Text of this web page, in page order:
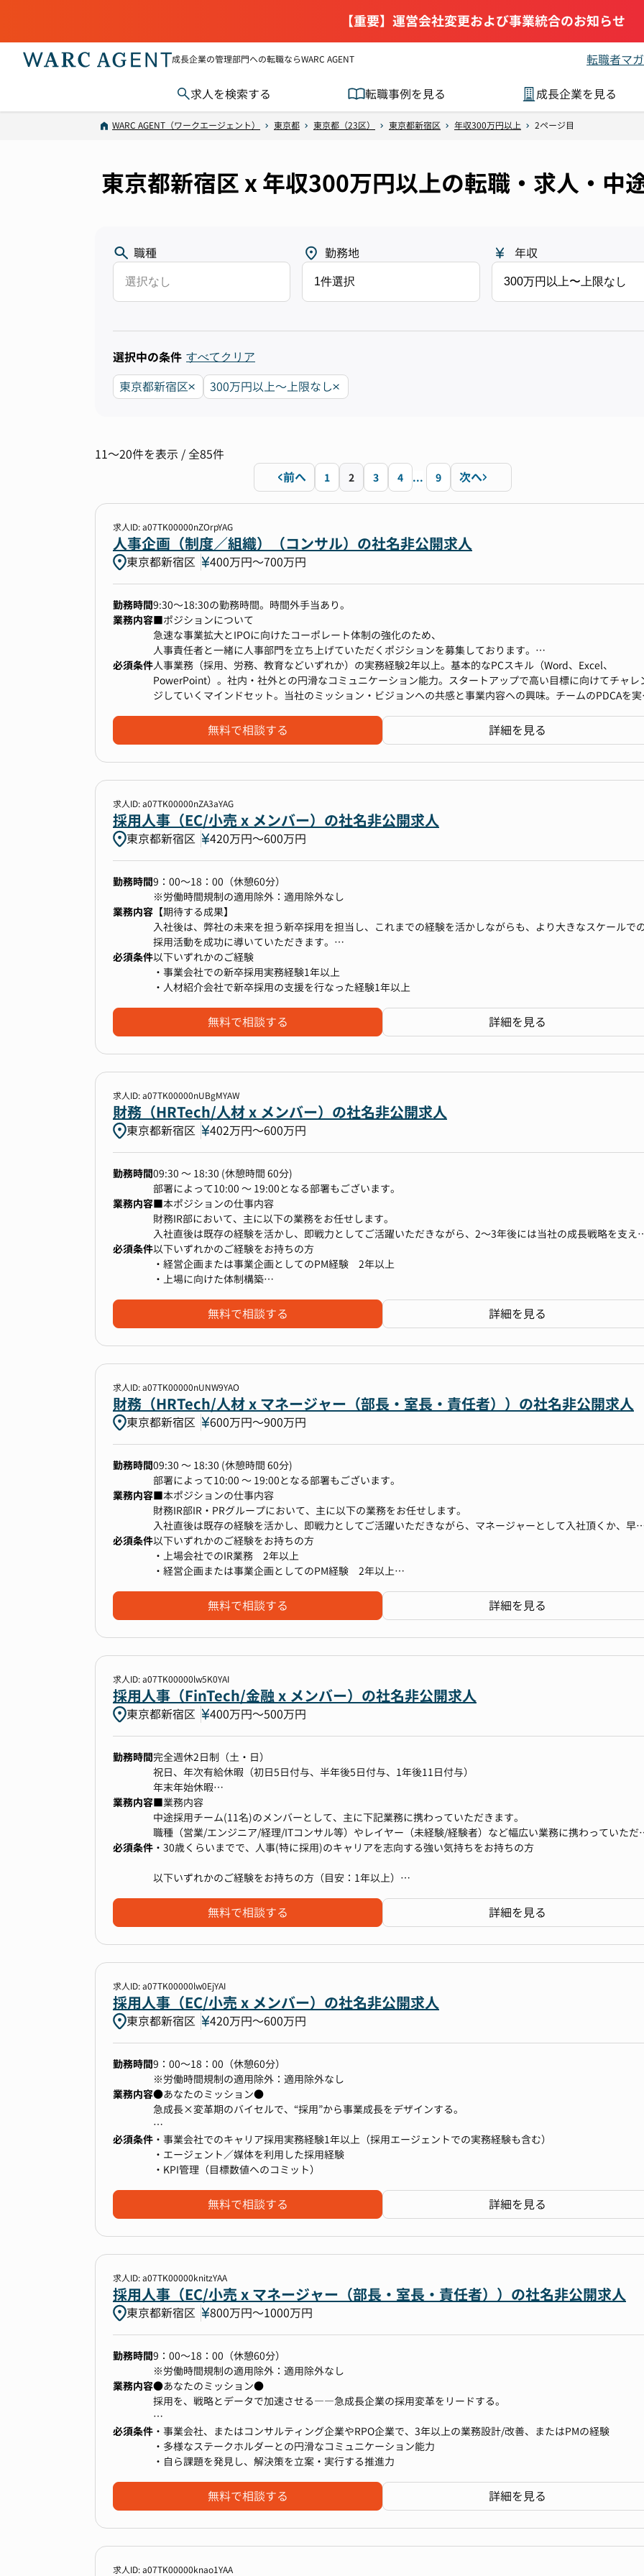
【重要】運営会社変更および事業統合のお知らせ
成長企業の管理部門への転職ならWARC AGENT 転職者マ
求人を検索する 転職事例を見る 成長企業を見る
WARC AGENT（ワークエージェント） 東京都 東京都（23区） 東京都新宿区 年収300万円以上 2ページ目
東京都新宿区 x 年収300万円以上の転職・求人・中
職種
選択なし
勤務地
1件選択
年収
300万円以上〜上限なし
選択中の条件 すべてクリア
東京都新宿区 300万円以上〜上限なし
11〜20件を表示 / 全85件
前へ
1 2 3 4 ... 9 次へ
求人ID: a07TK00000nZOrpYAG
人事企画（制度／組織）（コンサル）の社名非公開求人
東京都新宿区 400万円〜700万円
勤務時間9:30～18:30の勤務時間。時間外手当あり。
業務内容■ポジションについて
急速な事業拡大とIPOに向けたコーポレート体制の強化のため、
人事責任者と一緒に人事部門を立ち上げていただくポジションを募集しております。
COO直下のポジションで、全社の人事部門を統括し、組織成長を牽引していただきます。
短期で組織が拡大していく中において、事業スピードを落とさず、むしろ加速させていくために、人事・組
観点から取り組んでいただきます。
早いスピードでの事業成長のために積極的・戦略的に取り組んでいきたい方からのご応募をお待ちしておりま
・ミッション・ビジョン・バリューの浸透施策の立案と遂行
・事業成長に向けた組織設計
・等級制度、評価制度、報酬制度の運用と改善
・エンゲージメントの測定と向上のための各種施策立案・運用
・マネージャーを中心としたメンバー育成や登用を中心とした組織開発
・オンボーディング施策の立案と遂行
■ 仕事の魅力
・設立7年、急成長を遂げている会社において、経営陣とダイレクトに接しながら人事責任者として事業成長
支えていく経験
・若くエネルギッシュで明るいメンバーが集まっている職場において、人の成長を最大限後押しする人事・組
織開発体験
・自ら１から人事組織を作っていくことができる
■選考プロセス
エントリー→書類選考→1次面接→2次面接→最終面接(対面)
必須条件人事業務（採用、労務、教育などいずれか）の実務経験2年以上。基本的なPCスキル（Word、Excel、
PowerPoint）。社内・社外との円滑なコミュニケーション能力。スタートアップで高い目標に向けてチャレ
ジしていくマインドセット。当社のミッション・ビジョンへの共感と事業内容への興味。チームのPDCAを実
無料で相談する 詳細を見る
求人ID: a07TK00000nZA3aYAG
採用人事（EC/小売 x メンバー）の社名非公開求人
東京都新宿区 420万円〜600万円
勤務時間9：00～18：00（休憩60分）
※労働時間規制の適用除外：適用除外なし
業務内容 【期待する成果】
入社後は、弊社の未来を担う新卒採用を担当し、これまでの経験を活かしながらも、より大きなスケールで
採用活動を成功に導いていただきます。
・入社1~3ヶ月 ： 新卒採用の現状把握および会社理解、チームや関係部署との関係性構築、サポートを受けな
・入社半年後 ： 担当領域でリクルーターとして自律的にPDCAを回し、採用活動を実行
など、新卒採用活動全体に影響を及ぼす取り組みにもチャレンジして頂きます。
【業務内容】
・学生との面談、面接対応
・選考プロセスの改善による候補者体験（CX）の向上
・各種KPI管理と改善施策の実行
・インターンシップや会社説明会の企画、運営
・内定者フォロー施策の実行 など
将来的にチャレンジできること
・新卒採用戦略全体の企画・推進
・採用DX、ATSリプレイスなどのプロジェクト推進
・メンバーマネジメント、チームリーダー など
※業務の変更の範囲：当社業務全般
【あなたに提供できる価値】
■上場企業グループでの体系的な採用経験
「なぜこの施策を打つのか」「どう効果測定するのか」を、他のプロフェッショナルと議論しながら学べま
す。
■多様な知見を持つメンバーからの学び
元メガベンチャーの人事責任者、TOPリクルーター、人材業界出身者など、様々なバックグラウンドを持つメ
ンバーが在籍。
日々の業務の中で、異なる視点や手法を学ぶことができます。
■ハイボリューム×多職種の採用戦略経験
年間数百名規模の新卒採用を、セールス・エンジニア・マーケティング・コーポレートなど多様な職種で展
開。幅広い採用戦略の引き出しを増やせます。
■成長企業ならではのスピード感と裁量
上場企業でありながら、ベンチャーマインドが残る環境。「やりたい」と手を挙げれば、新しい施策にチャ
ンジできます。
【キャリアパス】
・新卒採用におけるマネジャーや採用責任者
・新卒採用以外のキャリア拡張：中途採用担当
・人事全般へのキャリア拡張：HRBP、人事企画
【働く組織／メンバー】
中途採用グループは、多様なチャネルを駆使しながらチームで年間数百名規模のボリューム採用を行ってお
り、事業成長に最前線で貢献しています。
メンバー数 ： 14名（アシスタント、インターン生含む）
活躍する人材： 自ら学び、考え、積極的に行動できる方
生産性高く、切磋琢磨しながら成長できる環境です
一部リモートOK ： オンボーディング後はパフォーマンスに応じて週2日程度の在宅勤務可能
【選考フロー】
書類選考→1次面接（グループマネージャー）→最終面接（本部長）
※面接は原則対面で実施しますが、難しい場合はオンラインも可（1次のみ）
※面接官、面接回数は変更になる可能性がございます
※カジュアル面談スタートも可能です
必須条件以下いずれかのご経験
・事業会社での新卒採用実務経験1年以上
・人材紹介会社で新卒採用の支援を行なった経験1年以上
無料で相談する 詳細を見る
求人ID: a07TK00000nUBgMYAW
財務（HRTech/人材 x メンバー）の社名非公開求人
東京都新宿区 402万円〜600万円
勤務時間09:30 〜 18:30 (休憩時間 60分)
部署によって10:00 〜 19:00となる部署もございます。
業務内容■本ポジションの仕事内容
財務IR部において、主に以下の業務をお任せします。
入社直後は既存の経験を活かし、即戦力としてご活躍いただきながら、2〜3年後には当社の成長戦略を支え
プロジェクトに取り組んでいただきます。
・決算説明資料、Fact Bookの作成および関連データの収集
・開示資料（決算短信、有価証券報告書、招集通知、プレスリリースなど）の作成
・株主総会運営の補助
・プレスリリース作成
・各種メディア対応
業務を中心にご希望とご経験に応じて以下業務にも挑戦いただくことが可能です。
-----------------------------
・国内外機関投資家やアナリストとのミーティング対応
・資金調達業務（銀行を中心とした金融機関対応などのデッドファイナンス）
・IR施策の立案と実行
-----------------------------
変更の範囲：当社の業務全般
▼配属組織について
財務IR部IR・PRグループへの配属を想定しております。
当社の財務IR部は、「企業価値の向上（時価総額の向上）」と「成長投資のための最適な資金調達」をミッシ
ョンに掲げ、2021年に経営企画部から独立した専門部署です。財務・IR・PR業務を一元化し、戦略的な意思決
部署を率いるのは、時価総額数千億円規模の企業でのIRや東証一部上場企業の取締役CFOとしての実績を持つ
40代の経験豊富な部長です。その卓越したリーダーシップのもと、財務IR部は設立からわずか3年間で時価総
額を300%以上引き上げるという成果を果たしてきました。
今期は、個人投資家、国内機関投資家へのIRを強化しながら、海外機関投資家との連携をさらに深め、グロー
バルな投資家基盤の確立を目指すとともに、メディア戦略を活用することで、領域トップクラスのシェアを誇
チームは部長を含む少数精鋭の構成で、20代〜30代の若く活発なメンバーが専門性を活かしながら協力してい
ます。リモートワーク（最大週3日）を取り入れたハイブリッド型の勤務形態を採用し、柔軟な働き方を実現
ることで、プライベートとの両立を図りながら、企業の成長を支える最前線で戦略的な挑戦を続ける、活気
▼ポジションの魅力
年平均30%成長の連続達成を続ける、急成長企業として、M&A、新規事業、資本業務提携など多岐にわたるコ
ーポレートアクションを実行している当社だからこそ以下のような魅力を感じていただけるのではないかと思
①急成長企業の企業価値向上を最前線で感じられます
M&A、新規事業立ち上げ、自己株取得など、企業価値向上に直結する多彩なコーポレートアクションを実行し
ており、その最前線で活躍できるポジションです。急成長企業の多彩な変化をリアルタイムで体感しながら、
自身のキャリア市場価値を飛躍的に高めることができます。
成長企業特有の多彩なコーポレートアクションに関連する業務を通じて、IR、PRや財務戦略のプロフェッショ
ナルとしての経験を積むことが可能です。決算説明会に加え、個人投資家向けのイベント企画や運営にも携
必須条件以下いずれかのご経験をお持ちの方
・経営企画または事業企画としてのPM経験 2年以上
・上場に向けた体制構築
・経営層とのコミュニケーションが業務上必要な方
・金融関連職、経営コンサル等、経営分析に業務上親和性のあるご経験をお持ちの方
無料で相談する 詳細を見る
求人ID: a07TK00000nUNW9YAO
財務（HRTech/人材 x マネージャー（部長・室長・責任者））の社名非公開求人
東京都新宿区 600万円〜900万円
勤務時間09:30 〜 18:30 (休憩時間 60分)
部署によって10:00 〜 19:00となる部署もございます。
業務内容■本ポジションの仕事内容
財務IR部IR・PRグループにおいて、主に以下の業務をお任せします。
入社直後は既存の経験を活かし、即戦力としてご活躍いただきながら、マネージャーとして入社頂くか、早
にマネージャーとしてグループを牽引していただくことも期待しています。
・決算説明資料、Fact Bookの作成および関連データの収集
・開示資料（決算短信、有価証券報告書、招集通知、プレスリリースなど）の作成
・株主総会運営の補助
・プレスリリース作成
・各種メディア対応
業務を中心にご希望とご経験に応じて以下業務にも挑戦いただくことが可能です。
-----------------------------
・国内外機関投資家やアナリストとのミーティング対応
・資金調達業務（銀行を中心とした金融機関対応などのデッドファイナンス）
・IR施策の立案と実行
-----------------------------
変更の範囲：当社の業務全般
■当社で働く魅力
財務IR部IR・PRグループへの配属を想定しております。
当社の財務IR部は、「企業価値の向上（時価総額の向上）」と「成長投資のための最適な資金調達」をミッシ
ョンに掲げ、2021年に経営企画部から独立した専門部署です。財務・IR・PR業務を一元化し、戦略的な意思決
定を迅速かつ高度にサポートするために設立されました。これにより、資本市場との連携を強化し、企業価値
部署を率いるのは、時価総額数千億円規模の企業でのIRや東証一部上場企業の取締役CFOとしての実績を持つ
40代の経験豊富な部長です。その卓越したリーダーシップのもと、財務IR部は設立からわずか3年間で時価総
額を300%以上引き上げるという成果を果たしてきました。
今期は、個人投資家、国内機関投資家へのIRを強化しながら、海外機関投資家との連携をさらに深め、グロー
バルな投資家基盤の確立を目指すとともに、メディア戦略を活用することで、領域トップクラスのシェアを誇
る急成長企業として、市場での存在感を一層向上させる取り組みを強化してまいりました。
チームは部長を含む少数精鋭の構成で、20代〜30代の若く活発なメンバーが専門性を活かしながら協力してい
ます。リモートワーク（最大週3日）を取り入れたハイブリッド型の勤務形態を採用し、柔軟な働き方を実現
ることで、プライベートとの両立を図りながら、企業の成長を支える最前線で戦略的な挑戦を続ける、活気
▼ポジションの魅力
年平均30%成長の連続達成を続ける、急成長企業として、M&A、新規事業、資本業務提携など多岐にわたるコ
ーポレートアクションを実行している当社だからこそ以下のような魅力を感じていただけるのではないかと思
①急成長企業の企業価値向上を最前線で感じられます
M&A、新規事業立ち上げ、自己株取得など、企業価値向上に直結する多彩なコーポレートアクションを実行し
ており、その最前線で活躍できるポジションです。急成長企業の多彩な変化をリアルタイムで体感しながら、
自身のキャリア市場価値を飛躍的に高めることができます。
成長企業特有の多彩なコーポレートアクションに関連する業務を通じて、IR、PRや財務戦略のプロフェッショ
ナルとしての経験を積むことが可能です。決算説明会に加え、個人投資家向けのイベント企画や運営にも携
必須条件以下いずれかのご経験をお持ちの方
・上場会社でのIR業務 2年以上
・経営企画または事業企画としてのPM経験 2年以上
・バックオフィス機能の立ち上げ経験
・経営層とのコミュニケーションが業務上必要な方
無料で相談する 詳細を見る
求人ID: a07TK00000lw5K0YAI
採用人事（FinTech/金融 x メンバー）の社名非公開求人
東京都新宿区 400万円〜500万円
勤務時間完全週休2日制（土・日）
祝日、年次有給休暇（初日5日付与、半年後5日付与、1年後11日付与）
年末年始休暇
夏季休暇等
※年間休日実績122~125日（年次による）
業務内容■業務内容
中途採用チーム(11名)のメンバーとして、主に下記業務に携わっていただきます。
職種（営業/エンジニア/経理/ITコンサル等）やレイヤー（未経験/経験者）など幅広い業務に携わっていただ
ます。
・現場部課長との社内調整
・転職サイトの選定や企画、運用 など
■中長期的なキャリアパス
将来のキャリアパスは皆様のご希望に合わせて様々な方向性を選択していただける環境です。
幅広い職種や新卒採用への関与、人事課にて組織のリーダーとして採用計画や予算策定に携わる機会の他、社
長室(障がい者採用、オンボーディングを担当)へとジョブローテーションする選択肢もございます。
ントリーをお待ちしております！
20-30代が活躍している組織で、チームで目標数字の達成を目指すため非常に風通しが良い環境です。
当事者意識を大切にしつつ自立自走するメンバーが揃っており、現場からのボトムアップも活発で裁量持って
現在は11名体制（リーダー4名＋メンバー7名）となっており、全員未経験からスタートしております！
■魅力
・スピード感持って採用業務の経験を積める
採用職種、採用レイヤーが多岐に渡るため、幅広い採用業務の経験を積むことができます。
・中途採用の入り口から入社まで一気通貫して携われる
候補者の母集団形成から面接対応、内定後のクロージングまでを一気通貫で担当することができます。
目標達成に向けて新しい採用手法も積極的に取り入れているため、業務が固定化されずに常に新しいことに挑
戦できます。
・チームで協力して業務を進められる
チーム体制のため、状況に応じて適宜業務のローテーション等を行っています。
常にコミュニケーションを取りながら業務を進めるため、切磋琢磨しつつも苦楽を共有できる安心感がある環
境です。
必須条件 ・30歳くらいまでで、人事(特に採用)のキャリアを志向する強い気持ちをお持ちの方
以下いずれかのご経験をお持ちの方（目安：1年以上）
・または、業務上で何らかの数値目標（売上／KPIなど）に向けて主体的に取り組んだ経験 ※営業職以外も
無料で相談する 詳細を見る
求人ID: a07TK00000lw0EjYAI
採用人事（EC/小売 x メンバー）の社名非公開求人
東京都新宿区 420万円〜600万円
勤務時間9：00～18：00（休憩60分）
※労働時間規制の適用除外：適用除外なし
業務内容●あなたのミッション●
急成長×変革期のバイセルで、“採用”から事業成長をデザインする。
【業務内容】
グループ会社も含めた当社グループ全体の重要ポジションの人材獲得を目指し、経営戦略や事業計画に基づく
・グループの魅力訴求や面接品質の向上に向けた企画立案・実行
・各種KPI管理の高度化と改善に向けた施策の立案・実行
・選考プロセス改善による採用CXの向上 など
また、将来的には採用戦略の推進に加え、以下の業務にも携わっていただきます
・オンボーディング施策の立案・実行（定着と人材開発を含む）
・採用ブランディングの向上のための企画立案・実行
・そのほか採用領域に関する業務（採用DX、ATSリプレイスなど）
※業務の変更の範囲：当社業務全般
【本ポジションの魅力】
で採用に注力をしているフェーズです。
直近は年1社ペースでM&Aを積極的に行っているため、採用PMIに携わる経験も積んでいただけます。
必須条件 ・事業会社でのキャリア採用実務経験1年以上（採用エージェントでの実務経験も含む）
・エージェント／媒体を利用した採用経験
・KPI管理（目標数値へのコミット）
無料で相談する 詳細を見る
求人ID: a07TK00000knitzYAA
採用人事（EC/小売 x マネージャー（部長・室長・責任者））の社名非公開求人
東京都新宿区 800万円〜1000万円
勤務時間9：00～18：00（休憩60分）
※労働時間規制の適用除外：適用除外なし
業務内容●あなたのミッション●
採用を、戦略とデータで加速させる――急成長企業の採用変革をリードする。
【業務内容】
採用部門の生産性向上と戦略的な採用活動の実現に向け、採用マネージャーや採用メンバーと連携し、以下の
◾️採用業務設計/改善と生産性向上
・現状の採用フローの可視化と課題特定
・採用計画達成とコスト最適化に向けた採用予算の策定サポート
必須条件 ・事業会社、またはコンサルティング企業やRPO企業で、3年以上の業務設計/改善、またはPMの経験
・多様なステークホルダーとの円滑なコミュニケーション能力
・自ら課題を発見し、解決策を立案・実行する推進力
無料で相談する 詳細を見る
求人ID: a07TK00000knao1YAA